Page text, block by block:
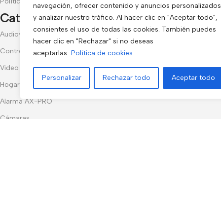
navegación, ofrecer contenido y anuncios
y analizar nuestro tráfico. Al hacer clic en "Aceptar todo",
consientes el uso de todas las cookies. También puedes
hacer clic en "Rechazar" si no deseas
aceptarlas. Política de cookies
Personalizar Rechazar todo Aceptar todo
Categorías populares
Audiovisuales
Control de Accesos
Video Portero
Hogar y Exterior
Alarma AX-PRO
Cámaras